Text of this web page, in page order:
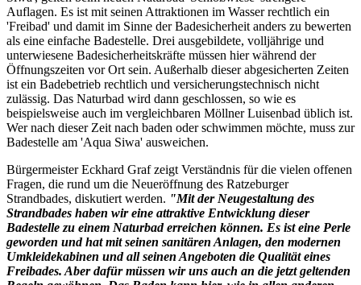
Auflagen. Es ist mit seinen Attraktionen im Wasser rechtlich ein
'Freibad' und damit im Sinne der Badesicherheit anders zu bewerten
als eine einfache Badestelle. Drei ausgebildete, volljährige und
unterwiesene Badesicherheitskräfte müssen hier während der
Öffnungszeiten vor Ort sein. Außerhalb dieser abgesicherten Zeiten
ist ein Badebetrieb rechtlich und versicherungstechnisch nicht
zulässig. Das Naturbad wird dann geschlossen, so wie es
beispielsweise auch im vergleichbaren Möllner Luisenbad üblich ist.
Wer nach dieser Zeit nach baden oder schwimmen möchte, muss zur
Badestelle am 'Aqua Siwa' ausweichen.
Bürgermeister Eckhard Graf zeigt Verständnis für die vielen offenen
Fragen, die rund um die Neueröffnung des Ratzeburger
Strandbades, diskutiert werden. "Mit der Neugestaltung des
Strandbades haben wir eine attraktive Entwicklung dieser
Badestelle zu einem Naturbad erreichen können. Es ist eine Perle
geworden und hat mit seinen sanitären Anlagen, den modernen
Umkleidekabinen und all seinen Angeboten die Qualität eines
Freibades. Aber dafür müssen wir uns auch an die jetzt geltenden